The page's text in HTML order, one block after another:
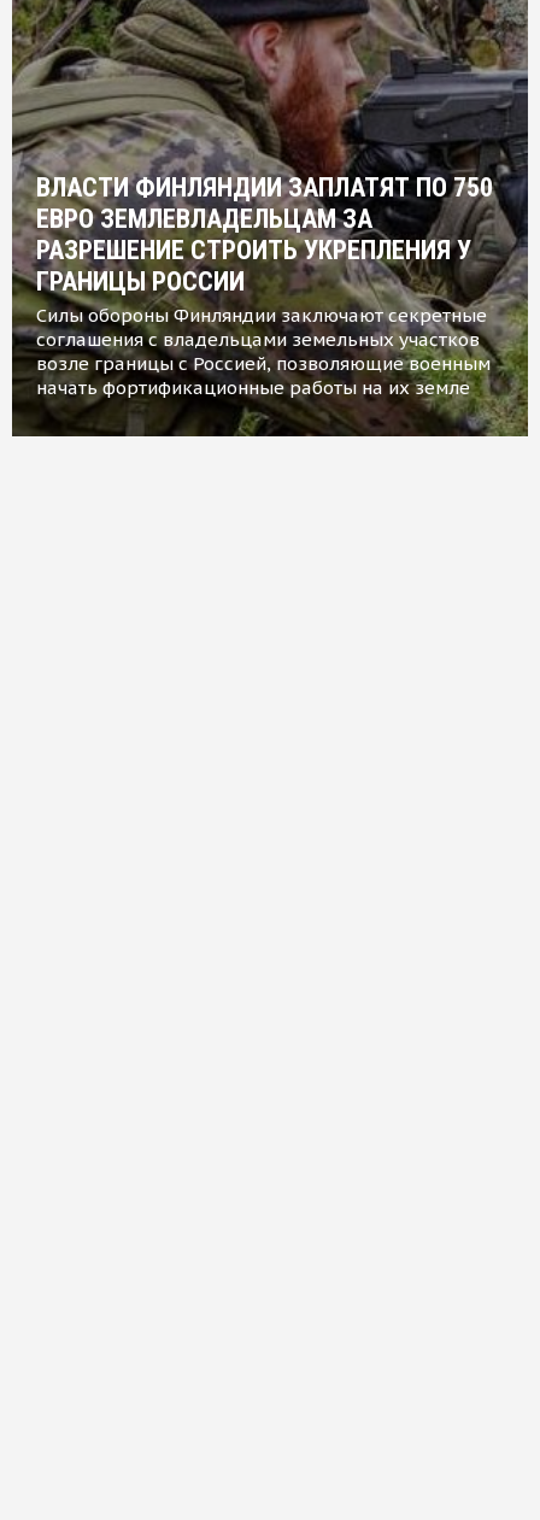
ВЛАСТИ ФИНЛЯНДИИ ЗАПЛАТЯТ ПО 750
ЕВРО ЗЕМЛЕВЛАДЕЛЬЦАМ ЗА
РАЗРЕШЕНИЕ СТРОИТЬ УКРЕПЛЕНИЯ У
ГРАНИЦЫ РОССИИ
Силы обороны Финляндии заключают секретные
соглашения с владельцами земельных участков
возле границы с Россией, позволяющие военным
начать фортификационные работы на их земле